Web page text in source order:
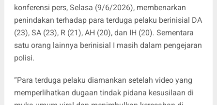
konferensi pers, Selasa (9/6/2026), membenarkan
penindakan terhadap para terduga pelaku berinisial DA
(23), SA (23), R (21), AH (20), dan IH (20). Sementara
satu orang lainnya berinisial I masih dalam pengejaran
polisi.
“Para terduga pelaku diamankan setelah video yang
memperlihatkan dugaan tindak pidana kesusilaan di